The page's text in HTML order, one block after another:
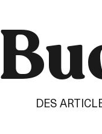
DES